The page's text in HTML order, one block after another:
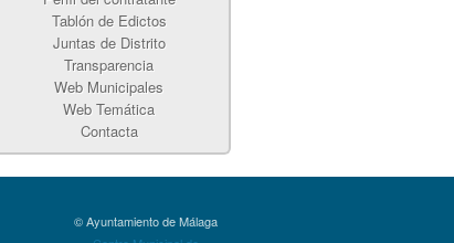
Tablón de Edictos
Juntas de Distrito
Transparencia
Web Municipales
Web Temática
Contacta
© Ayuntamiento de Málaga